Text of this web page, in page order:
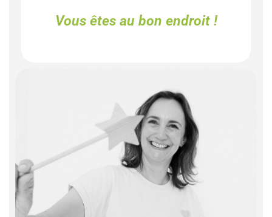
Vous êtes au bon endroit !